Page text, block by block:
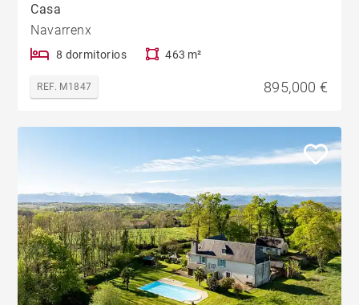
Casa
Navarrenx
8 dormitorios 463 m²
REF. M1847 895,000 €